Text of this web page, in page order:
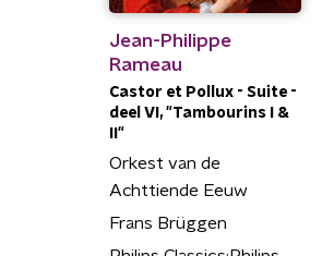
Jean-Philippe
Rameau
Castor et Pollux - Suite -
deel VI, "Tambourins I &
II"
Orkest van de
Achttiende Eeuw
Frans Brüggen